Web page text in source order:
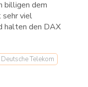
billigen dem
sehr viel
halten den DAX
Deutsche Telekom